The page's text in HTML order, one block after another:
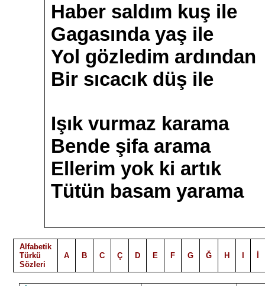
Haber saldım kuş ile
Gagasında yaş ile
Yol gözledim ardından
Bir sıcacık düş ile
Işık vurmaz karama
Bende şifa arama
Ellerim yok ki artık
Tütün basam yarama
Alfabetik
Türkü
Sözleri
A B C Ç D E F G Ğ H